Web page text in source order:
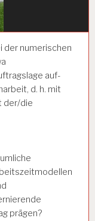
der numerischen
auf-
d. h. mit
der/die
prägen?